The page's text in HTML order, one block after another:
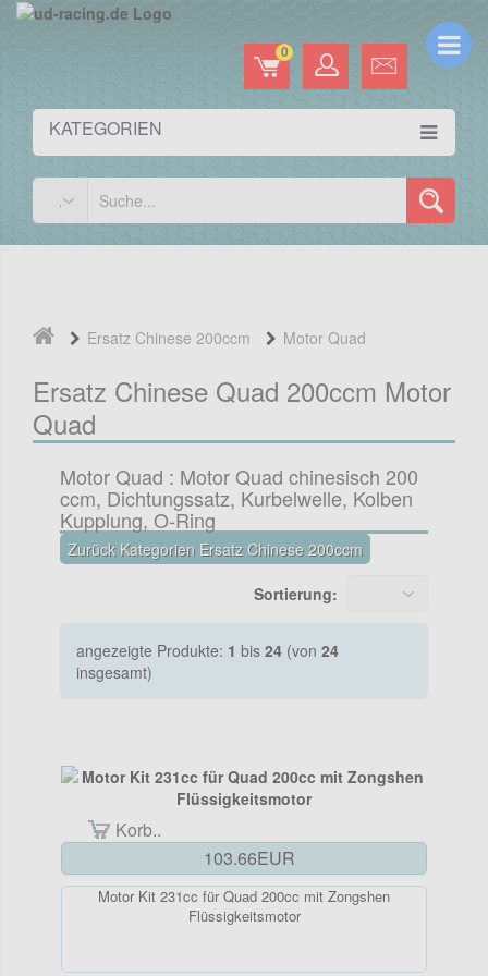
KATEGORIEN
0
Ersatz Chinese 200ccm Motor Quad
Ersatz Chinese Quad 200ccm Motor
Quad
Motor Quad : Motor Quad chinesisch 200
ccm, Dichtungssatz, Kurbelwelle, Kolben
Kupplung, O-Ring
Zurück Kategorien Ersatz Chinese 200ccm
Sortierung:
angezeigte Produkte: 1 bis 24 (von 24
insgesamt)
Korb..
103.66EUR
Motor Kit 231cc für Quad 200cc mit Zongshen
Flüssigkeitsmotor